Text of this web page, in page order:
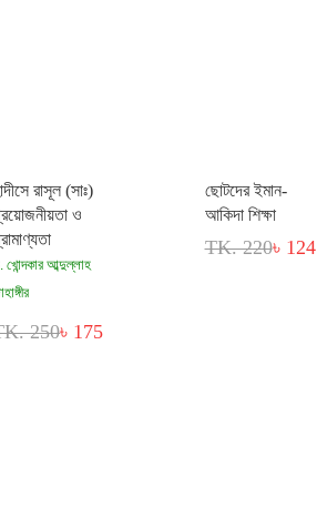
রাসূল (সাঃ)
ও
খোন্দকার আব্দুল্লাহ
250৳ 175
ছোটদের ইমান-
আকিদা শিক্ষা
TK. 220৳ 124